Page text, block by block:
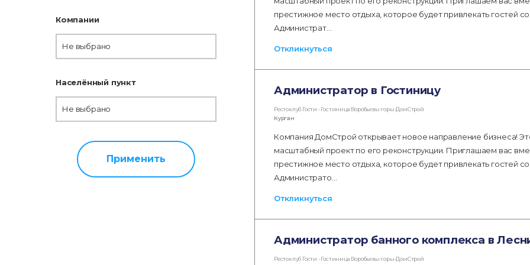
Компании
Не выбрано
Населённый пункт
Не выбрано
Применить
престижное место отдыха, которое будет привлекать гостей
Администрат…
Откликнуться
Администратор в Гостиницу
Рестоклуб Гости - Гостиница Воробьевы горы-ДомСтрой
Курган
Компания ДомСтрой открывает новое направление бизнеса!
масштабный проект по его реконструкции. Приглашаем вас
престижное место отдыха, которое будет привлекать гостей
Администрато…
Откликнуться
Администратор банного комплекса в
Рестоклуб Гости - Гостиница Воробьевы горы-ДомСтрой